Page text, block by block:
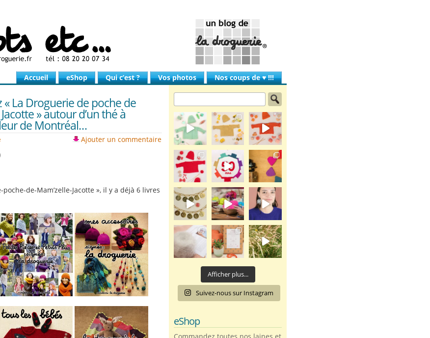
Accueil eShop Qui c’est ? Vos photos Nos coups de ♥ !!!
« La Droguerie de poche de
» autour d’un thé à
de Montréal…
Ajouter un commentaire
de-Mam’zelle-Jacotte », il y a déjà 6 livres
Afficher plus...
Suivez-nous sur Instagram
eShop
Commandez toutes nos laines et